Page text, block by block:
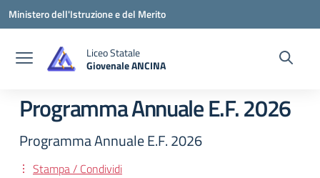
Vai ai contenuti
Vai al menu di navigazione
Vai al footer
Ministero dell'Istruzione e del Merito
Liceo Statale
Giovenale ANCINA
Programma Annuale E.F. 2026
Programma Annuale E.F. 2026
Stampa / Condividi